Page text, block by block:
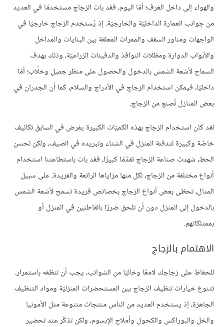
والهواء إلى داخل الغرف؛ أمّا اليوم، فقد بات الزجاج مستخدمًا في العديد
من جوانب العمارة الداخليّة والخارجيّة. إذ يُستخدم الزجاج خارجيًا في
الواجهات ومناور السقف والممرات المعلقة بين البنايات والمداخل
والأبواب الدوارة ومظلات النوافذ والدفيئات الزراعيّة، وذلك بهدف
السماح لأشعة الشمس بالدخول والحصول على منظر جميل وخلّاب؛ أمّا
داخليًا، فيمكن استخدام الزجاج في الأدراج والسلام، كما أن الجدران في
بعض المنازل تُصنع من الزجاج.
لقد كان استخدام الزجاج بهذه الكميّات الكبيرة يفرض في السابق تكاليف
خاصّة وكبيرة لتدفئة المنزل في الشتاء وتبريده في الصيف، ولكن لحسن
الحظ، شهدت صناعة الزجاج تقدّمًا كبيرًا، فقد بات باستطاعتنا استخدام
أنواع مختلفة من الزجاج، لكل منها مزاياها الرائعة والفريدة. على سبيل
المثال، تحظى بعض أنواع الزجاج بخصائص فريدة تسمح لأشعة الشمس
بالدخول إلى المنزل دون أن تلحق ضررًا بالقاطنين في المنزل أو
بممتلكاتهم.
الاهتمام بالزجاج
للحفاظ على زجاجك لامعًا وخاليًا من الشوائب، يجب أن تنظفه باستمرار.
تتنوع خيارات تنظيف الزجاج بين المستحضرات المنزليّة ومواد التنظيف
الجاهزة، إذ يستخدم العديد من الناس منتجات متنوعة مثل الأمونيا
والخل والبوراكس والكحول وأملاح الإبسوم، ولكن تذكّر عند تحضير